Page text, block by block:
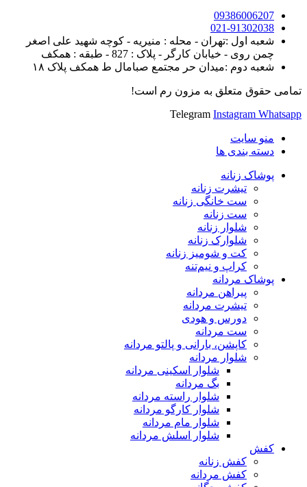
09386006207
021-91302038
شعبه اول :تهران - محله : منیریه - کوچه شهید علی اصغر
چمن روی - خیابان کارگر - پلاک : 827 - طبقه : همکف
شعبه دوم :میدان حر مجتمع صبامال ط همکف پلاک ۱۸
تمامی حقوق متعلق به مزون رم است!
Telegram Instagram Whatsapp
منو سایت
دسته بندی ها
پوشاک زنانه
تیشرت زنانه
ست خانگی زنانه
ست زنانه
شلوار زنانه
شلوارک زنانه
کت و شومیز زنانه
کراپ و نیم‌تنه
پوشاک مردانه
پیراهن مردانه
تیشرت مردانه
دورس و هودی
ست مردانه
کاپشن، بارانی و پالتو مردانه
شلوار مردانه
شلوار اسکینی مردانه
بگ مردانه
شلوار راسته مردانه
شلوار کارگو مردانه
شلوار مام مردانه
شلوار اسلش مردانه
کفش
کفش زنانه
کفش مردانه